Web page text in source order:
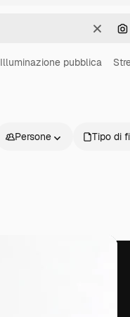
Illuminazione pubblica
Persone Tipo di